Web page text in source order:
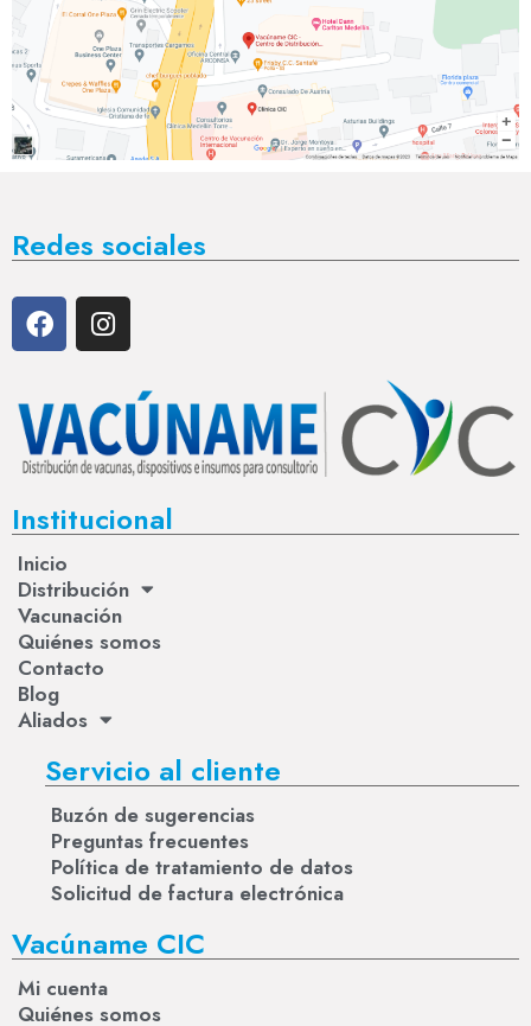
Redes sociales
Institucional
Inicio
Distribución
Vacunación
Quiénes somos
Contacto
Blog
Aliados
Servicio al cliente
Buzón de sugerencias
Preguntas frecuentes
Política de tratamiento de datos
Solicitud de factura electrónica
Vacúname CIC
Mi cuenta
Quiénes somos